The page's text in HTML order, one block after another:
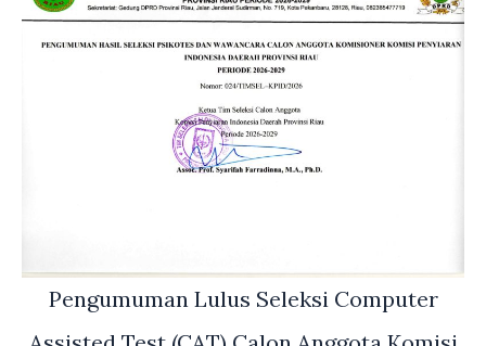
Pengumuman Lulus Seleksi Computer